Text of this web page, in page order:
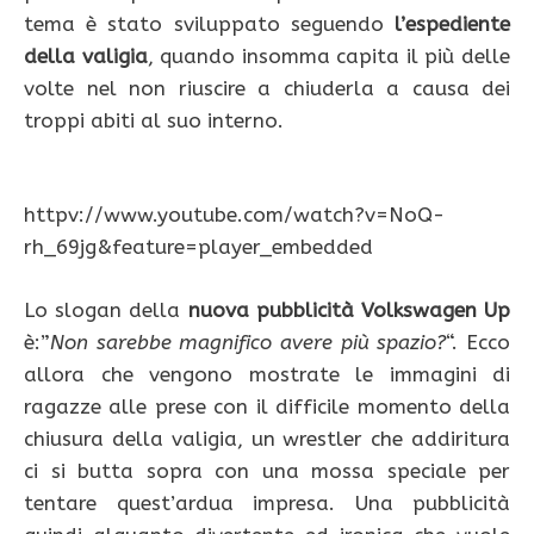
tema è stato sviluppato seguendo l’espediente
della valigia, quando insomma capita il più delle
volte nel non riuscire a chiuderla a causa dei
troppi abiti al suo interno.
httpv://www.youtube.com/watch?v=NoQ-
rh_69jg&feature=player_embedded
Lo slogan della nuova pubblicità Volkswagen Up
è:”Non sarebbe magnifico avere più spazio?“. Ecco
allora che vengono mostrate le immagini di
ragazze alle prese con il difficile momento della
chiusura della valigia, un wrestler che addiritura
ci si butta sopra con una mossa speciale per
tentare quest’ardua impresa. Una pubblicità